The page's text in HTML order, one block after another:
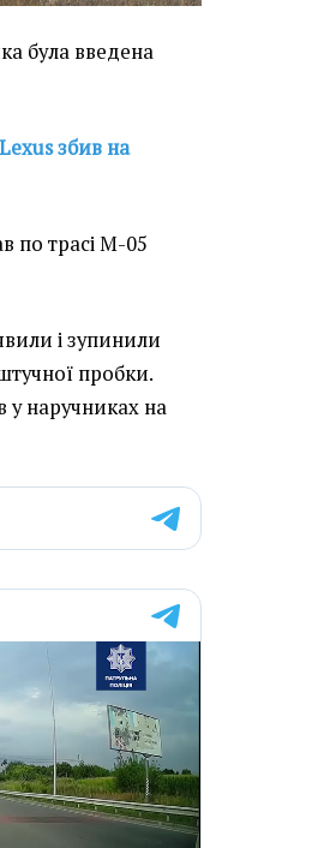
була введена
збив на
по трасі М-05
і зупинили
пробки.
у наручниках на